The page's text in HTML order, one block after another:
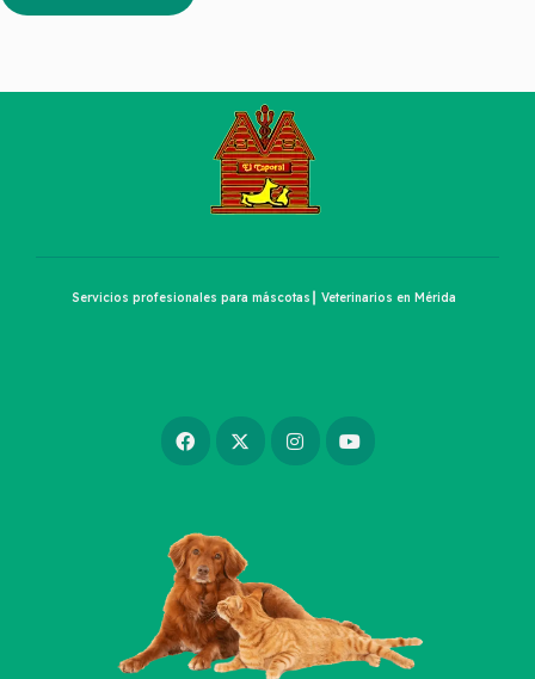
Servicios profesionales para máscotas┃ Veterinarios en Mérida